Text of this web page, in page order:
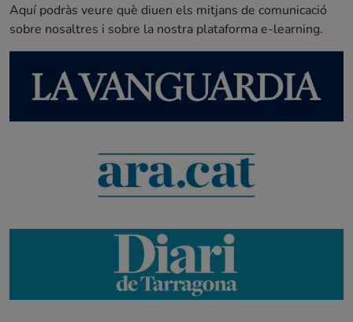
Aquí podràs veure què diuen els mitjans de comunicació
sobre nosaltres i sobre la nostra plataforma e-learning.